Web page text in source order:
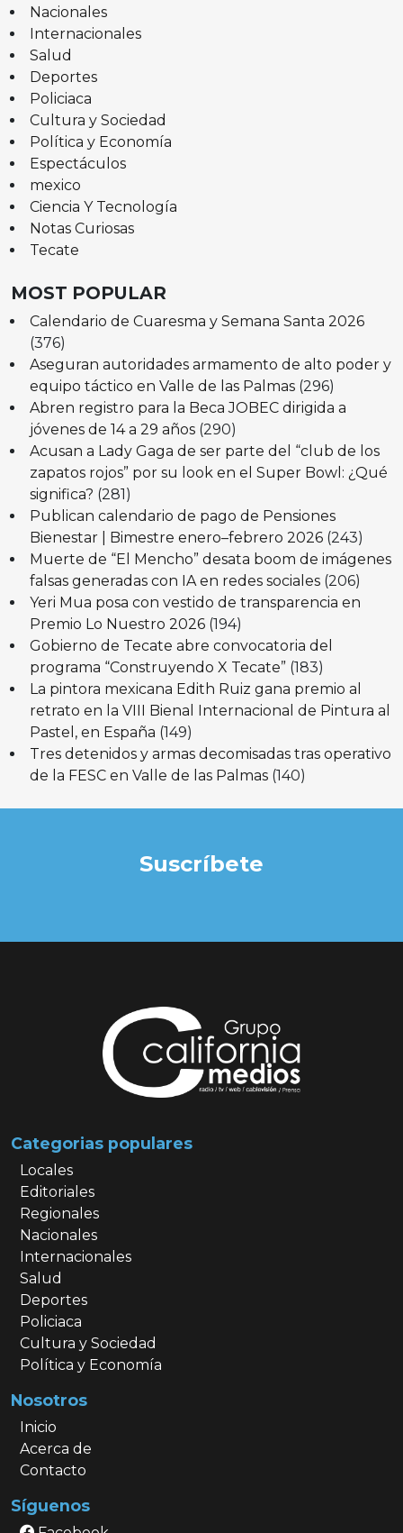
Nacionales
Internacionales
Salud
Deportes
Policiaca
Cultura y Sociedad
Política y Economía
Espectáculos
mexico
Ciencia Y Tecnología
Notas Curiosas
Tecate
MOST POPULAR
Calendario de Cuaresma y Semana Santa 2026
(376)
Aseguran autoridades armamento de alto poder y
equipo táctico en Valle de las Palmas (296)
Abren registro para la Beca JOBEC dirigida a
jóvenes de 14 a 29 años (290)
Acusan a Lady Gaga de ser parte del “club de los
zapatos rojos” por su look en el Super Bowl: ¿Qué
significa? (281)
Publican calendario de pago de Pensiones
Bienestar | Bimestre enero–febrero 2026 (243)
Muerte de “El Mencho” desata boom de imágenes
falsas generadas con IA en redes sociales (206)
Yeri Mua posa con vestido de transparencia en
Premio Lo Nuestro 2026 (194)
Gobierno de Tecate abre convocatoria del
programa “Construyendo X Tecate” (183)
La pintora mexicana Edith Ruiz gana premio al
retrato en la VIII Bienal Internacional de Pintura al
Pastel, en España (149)
Tres detenidos y armas decomisadas tras operativo
de la FESC en Valle de las Palmas (140)
Suscríbete
Categorias populares
Locales
Editoriales
Regionales
Nacionales
Internacionales
Salud
Deportes
Policiaca
Cultura y Sociedad
Política y Economía
Nosotros
Inicio
Acerca de
Contacto
Síguenos